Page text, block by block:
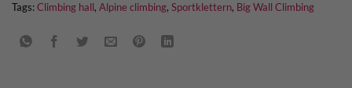
Tags:Climbing hall, Alpine climbing, Sportklettern, Big Wall Climbing